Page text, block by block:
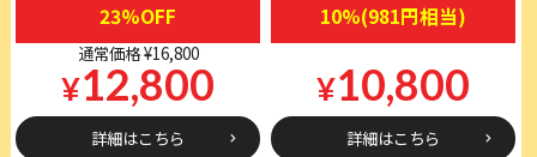
23%OFF
通常価格 ¥16,800
¥12,800
詳細はこちら
10%(981円相当)
¥10,800
詳細はこちら